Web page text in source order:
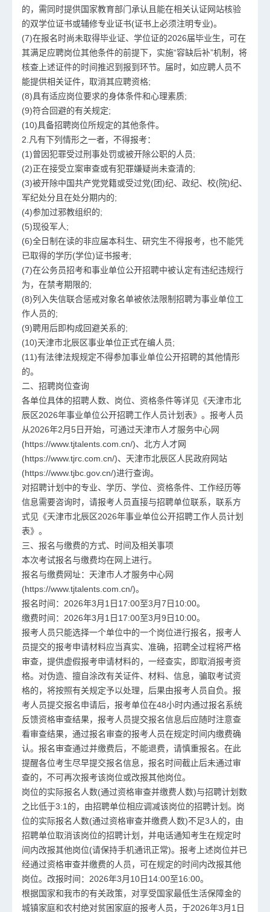
的，需同时提供国家教育部门承认且能在相关认证网站核验
的双学位证书或辅修专业证书(证书上必须注明专业)。
(7)在报名时尚未取得毕业证、学位证的2026届毕业生，可在
其满足应聘岗位其他条件的前提下，实施“容缺后补”机制，将
核查上述证件的时间推迟到报到环节。届时，如应聘人员不
能提供相关证件，取消其应聘资格;
(8)具有适应岗位要求的身体条件和心理素质;
(9)符合回避的有关规定;
(10)具备招聘岗位所规定的其他条件。
2.凡有下列情形之一者，不得报考：
(1)曾因犯罪受过刑事处罚或被开除公职的人员;
(2)正在接受立案审查或有犯罪嫌疑尚未查清的;
(3)被开除中国共产党党籍或受过党(团)纪、政纪、校(院)纪、
军纪处分且在处分期内的;
(4)参加过邪教组织的;
(5)现役军人;
(6)全日制在读的非应届本科生、研究生不得报考，也不能凭
已取得的学历(学位)证书报考;
(7)在公务员招考和事业单位公开招聘中被认定有违纪违规行
为，在禁考期限的;
(8)列入失信联合惩戒对象名单被依法限制招聘为事业单位工
作人员的;
(9)聘用后即构成回避关系的;
(10)天津市北辰区事业单位正式在编人员;
(11)有法律法规规定不得参加事业单位公开招聘的其他情形
的。
二、招聘岗位查询
各单位具体的招聘人数、岗位、资格条件等详见《天津市北
辰区2026年事业单位公开招聘工作人员计划表》。报考人员
从2026年2月5日开始，可通过天津市人才服务中心网
(https://www.tjtalents.com.cn/)、北方人才网
(https://www.tjrc.com.cn/)、天津市北辰区人民政府网站
(https://www.tjbc.gov.cn/)进行查询。
对招聘计划中的专业、学历、学位、资格条件、工作经历等
信息需要咨询时，请报考人员直接与招聘单位联系，联系方
式见《天津市北辰区2026年事业单位公开招聘工作人员计划
表》。
三、报名与缴费的方式、时间及相关事项
本次考试报名与缴费均在网上进行。
报名与缴费网址：天津市人才服务中心网
(https://www.tjtalents.com.cn/)。
报名时间：2026年3月1日17:00至3月7日10:00。
缴费时间：2026年3月1日17:00至3月9日10:00。
报考人员只能选择一个单位中的一个岗位进行报名，报考人
员提交的报考申请材料应当真实、准确，招聘全过程将严格
审查，提供虚假报考申请材料的，一经查实，即取消报考资
格。对伪造、擅自涂改有关证件、材料、信息，骗取考试资
格的，将按照有关规定予以处理，后果由报考人员自负。报
考人员提交报名申请后，报考单位在48小时内通过报名系统
反馈资格审查结果，报考人员提交报名信息后应随时注意查
看审查结果，通过报名审查的报考人员在规定时间内缴费确
认。报名审查通过并缴费后，不能退费，请慎重报名。在此
提醒各位考生尽早提交报名信息，报名时间截止后未通过审
查的，不可再次报考该岗位或改报其他岗位。
岗位的实际报名人数(通过资格审查并缴费人数)与招聘计划数
之比低于3:1的，由招聘单位相应调减该岗位的招聘计划。岗
位的实际报名人数(通过资格审查并缴费人数)不足3人的，由
招聘单位取消该岗位的招聘计划，并电话通知考生在规定时
间内改报其他岗位(请保持手机通讯正常)。报考上述岗位并已
经通过资格审查并缴费的人员，可在规定的时间内改报其他
岗位。改报时间：2026年3月10日14:00至16:00。
根据国家和我市的有关政策，对享受国家最低生活保障金的
城镇家庭和农村绝对贫困家庭的报考人员，于2026年3月1日